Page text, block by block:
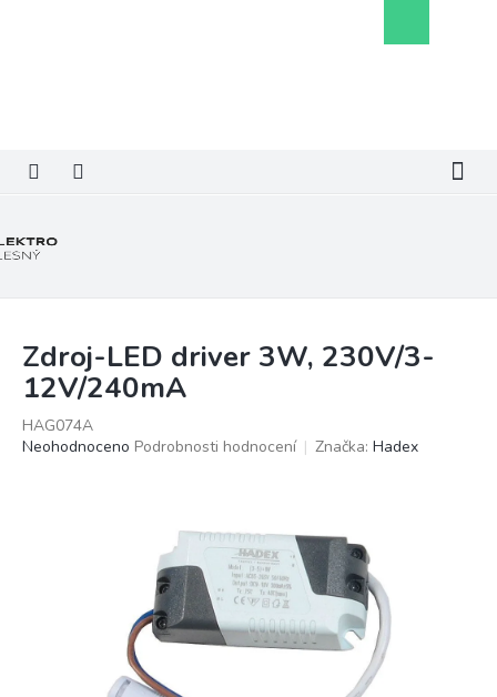
košík
Zdroj-LED driver 3W, 230V/3-
12V/240mA
HAG074A
Průměrné
Neohodnoceno Podrobnosti hodnocení Značka: Hadex